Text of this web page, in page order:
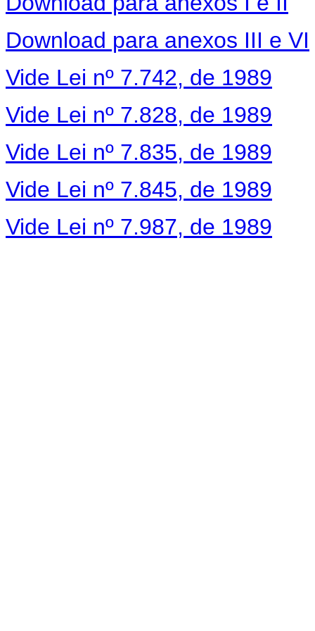
Download para anexos III e VI
Vide Lei nº 7.742, de 1989
Vide Lei nº 7.828, de 1989
Vide Lei nº 7.835, de 1989
Vide Lei nº 7.845, de 1989
Vide Lei nº 7.987, de 1989